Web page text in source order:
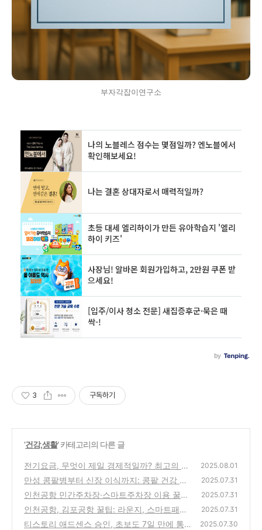
부자각잡이연구소
3 구독하기
'건강,생활' 카테고리의 다른 글
전기요금, 무엇이 제일 경제적일까? 최고의 선
택법 교수님 설명으로 완전 쉽게 정리!
(5)
2025.08.01
만성 콩팥병부터 신장 이식까지: 콩팥 건강 필
수 지침
(9)
2025.07.31
인천공항 민간주차장·스마트주차장 이용 꿀팁
(2)
2025.07.31
인천공항, 김포공항 꿀팁: 라운지, 스마트패스,
숨겨진 서비스 완벽 가이드!
(9)
2025.07.31
티스토리 애드센스 승인, 초보도 7일 만에 통
2025.07.30